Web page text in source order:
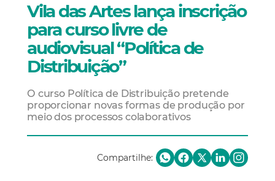
Vila das Artes lança inscrição
para curso livre de
audiovisual “Política de
Distribuição”
O curso Política de Distribuição pretende
proporcionar novas formas de produção por
meio dos processos colaborativos
Compartilhe: